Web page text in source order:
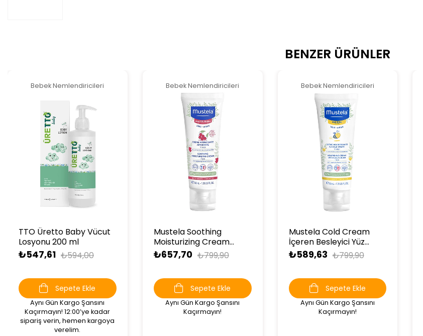
BENZER ÜRÜNLER
Bebek Nemlendiricileri
TTO Üretto Baby Vücut
Losyonu 200 ml
₺547,61 ₺594,00
Sepete Ekle
Aynı Gün Kargo Şansını
Kaçırmayın! 12:00’ye kadar
sipariş verin, hemen kargoya
verelim.
Bebek Nemlendiricileri
Mustela Soothing
Moisturizing Cream
40ml
₺657,70 ₺799,90
Sepete Ekle
Aynı Gün Kargo Şansını
Kaçırmayın!
Bebek Nemlendiricileri
Mustela Cold Cream
İçeren Besleyici Yüz
Kremi 40 ml
₺589,63 ₺799,90
Sepete Ekle
Aynı Gün Kargo Şansını
Kaçırmayın!